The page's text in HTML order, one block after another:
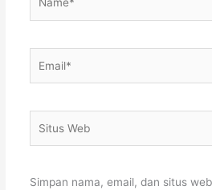
Web
Simpan nama, email, dan situs